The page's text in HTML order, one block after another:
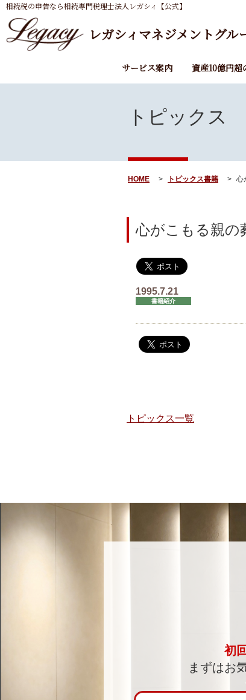
相続税の申告なら相続専門税理士法人レガシィ【公式】
レガシィマネジメントグル
サービス案内 資産10億円超
トピックス
HOME トピックス書籍 心
心がこもる親
1995.7.21
書籍紹介
トピックス一覧
初
まずはお